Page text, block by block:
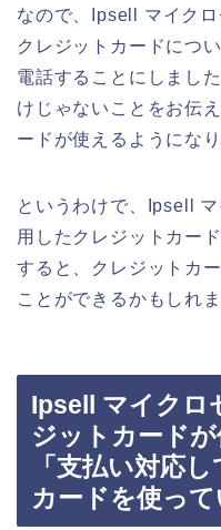
なので、Ipsell マイク
クレジットカードにつ
電話することにしまし
けじゃないことをお伝
ードが使えるようになり
というわけで、Ipsell
用したクレジットカー
すると、クレジットカ
ことができるかもしれま
Ipsell マイクロ
ジットカードが
「支払い対応
カードを使って